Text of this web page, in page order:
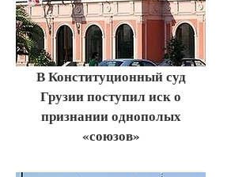
В Конституционный суд
Грузии поступил иск о
признании однополых
«союзов»